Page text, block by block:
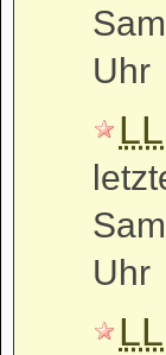
Uhr
Uhr